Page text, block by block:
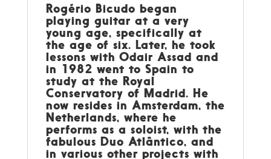
Rogério Bicudo began
playing guitar at a very
young age, specifically at
the age of six. Later, he took
lessons with Odair Assad and
in 1982 went to Spain to
study at the Royal
Conservatory of Madrid. He
now resides in Amsterdam, the
Netherlands, where he
performs as a soloist, with the
fabulous Duo Atlântico, and
in various other projects with